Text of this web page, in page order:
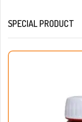
SPECIAL PRODUCT